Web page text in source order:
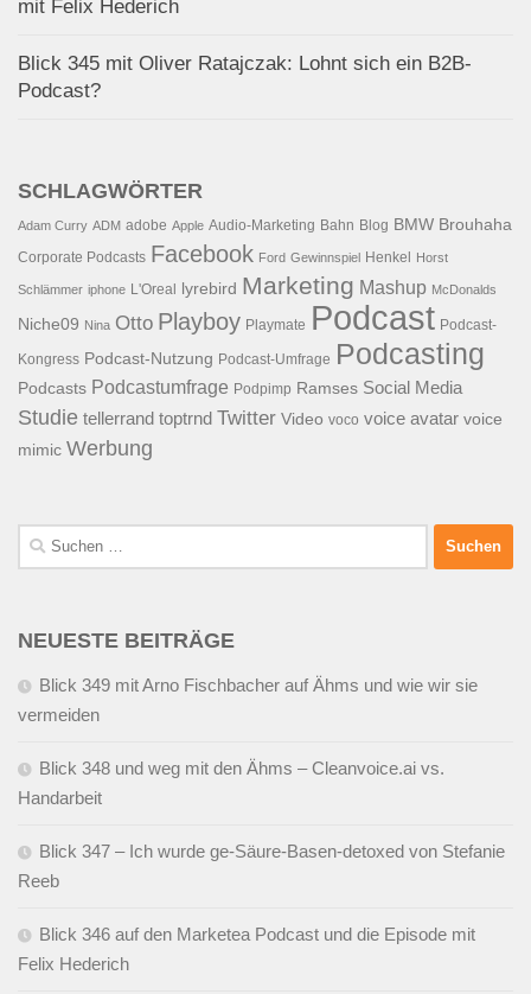
mit Felix Hederich
Blick 345 mit Oliver Ratajczak: Lohnt sich ein B2B-
Podcast?
SCHLAGWÖRTER
Adam Curry ADM adobe Apple Audio-Marketing Bahn Blog BMW Brouhaha
Corporate Podcasts Facebook Ford Gewinnspiel Henkel Horst
Schlämmer iphone L'Oreal lyrebird Marketing Mashup McDonalds
Niche09 Nina Otto Playboy Playmate Podcast Podcast-
Kongress Podcast-Nutzung Podcast-Umfrage Podcasting
Podcasts Podcastumfrage Podpimp Ramses Social Media
Studie tellerrand toptrnd Twitter Video voco voice avatar voice
mimic Werbung
Suchen
nach:
NEUESTE BEITRÄGE
Blick 349 mit Arno Fischbacher auf Ähms und wie wir sie
vermeiden
Blick 348 und weg mit den Ähms – Cleanvoice.ai vs.
Handarbeit
Blick 347 – Ich wurde ge-Säure-Basen-detoxed von Stefanie
Reeb
Blick 346 auf den Marketea Podcast und die Episode mit
Felix Hederich